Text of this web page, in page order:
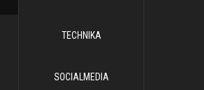
TECHNIKA
SOCIALMEDIA